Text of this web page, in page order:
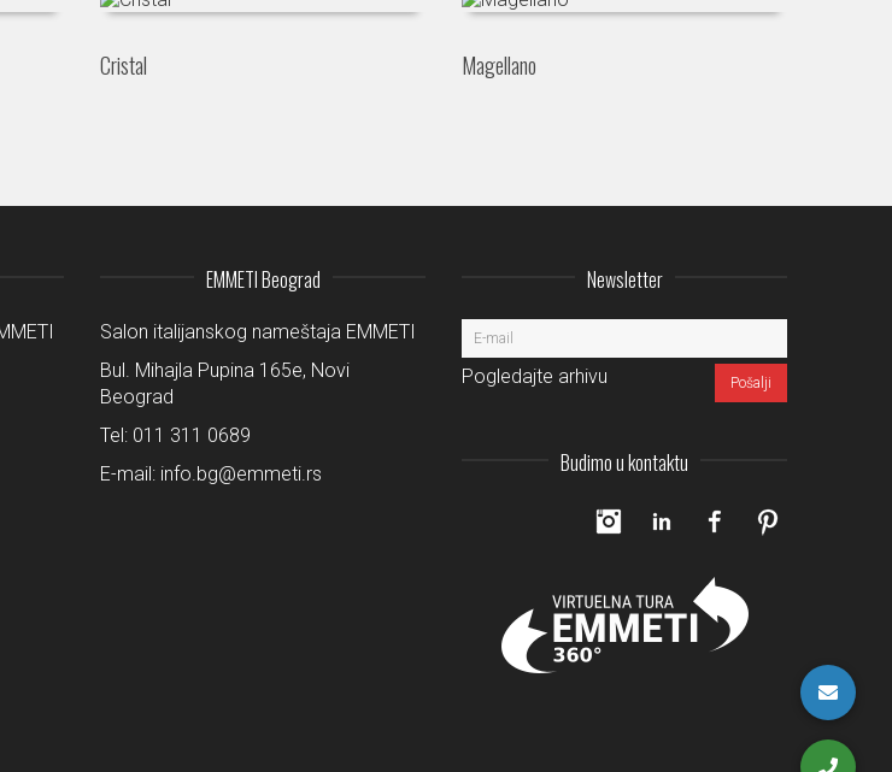
Cristal Magellano
EMMETI Beograd
Salon italijanskog nameštaja EMMETI
Bul. Mihajla Pupina 165e, Novi
Beograd
Tel: 011 311 0689
E-mail: info.bg@emmeti.rs
Newsletter
Pogledajte arhivu
Budimo u kontaktu
InstagramLinkedIn Facebook